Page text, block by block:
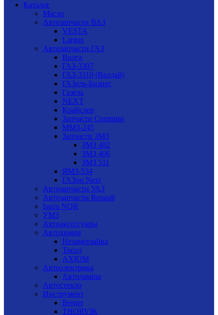
Каталог
Масло
Автозапчасти ВАЗ
VESTA
Largus
Автозапчасти ГАЗ
Волга
ГАЗ-3307
ГАЗ-3310 (Валдай)
ГАЗель-Бизнес
Газель
NEXT
Крайслер
Запчасти Cummins
ММЗ-245
Запчасти ЗМЗ
ЗМЗ 402
ЗМЗ 406
ЗМЗ 511
ЯМЗ-534
ГАЗон Next
Автозапчасти УАЗ
Автозапчасти Renault
Isuzu NQR
УМЗ
Автоаксессуары
Автохимия
Незамерзайка
Тосол
AXIOM
Автоэлектрика
Автолампы
Автостекло
Инструмент
Berger
THORVIK